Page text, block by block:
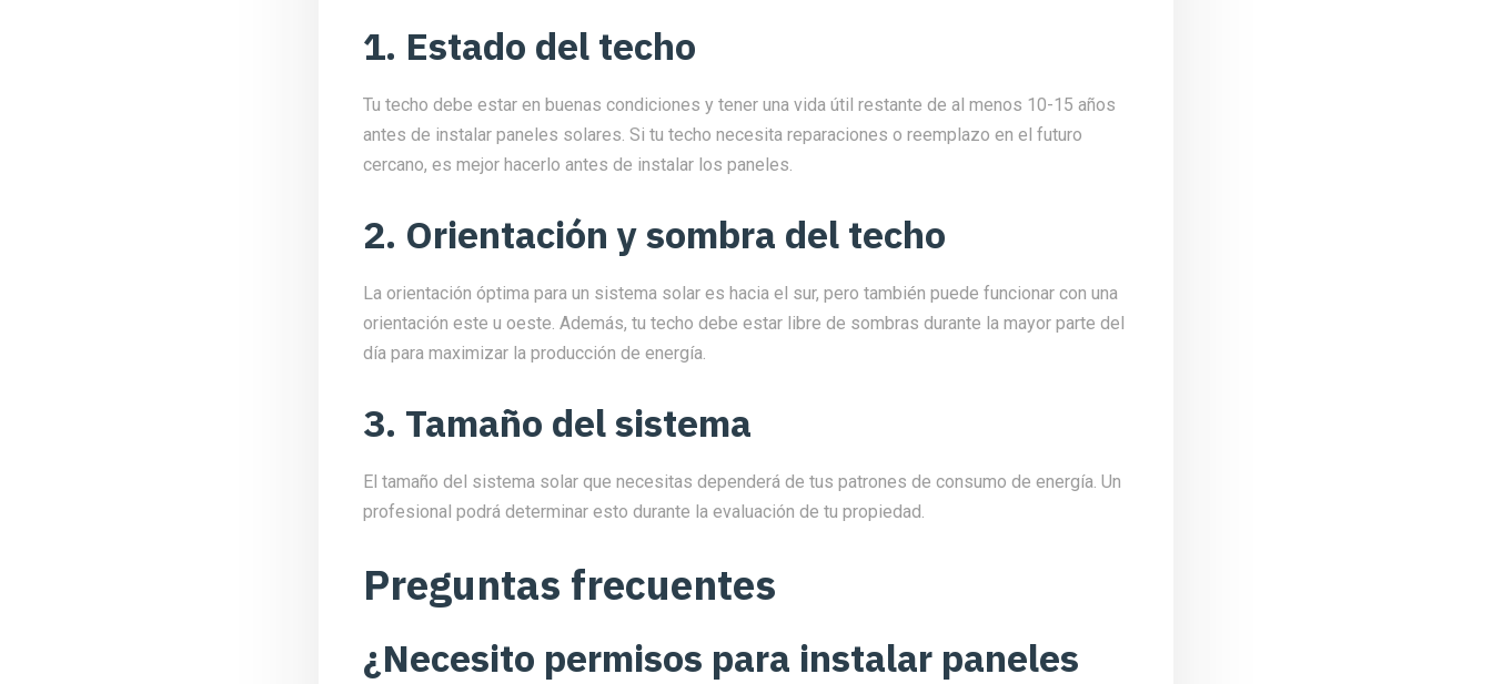
1. Estado del techo
Tu techo debe estar en buenas condiciones y tener una vida útil restante de al menos 10-15 años
antes de instalar paneles solares. Si tu techo necesita reparaciones o reemplazo en el futuro
cercano, es mejor hacerlo antes de instalar los paneles.
2. Orientación y sombra del techo
La orientación óptima para un sistema solar es hacia el sur, pero también puede funcionar con una
orientación este u oeste. Además, tu techo debe estar libre de sombras durante la mayor parte del
día para maximizar la producción de energía.
3. Tamaño del sistema
El tamaño del sistema solar que necesitas dependerá de tus patrones de consumo de energía. Un
profesional podrá determinar esto durante la evaluación de tu propiedad.
Preguntas frecuentes
¿Necesito permisos para instalar paneles